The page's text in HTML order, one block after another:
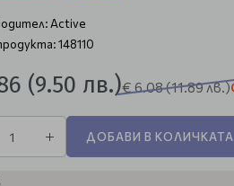
Active
148110
(9.50 лв.)€ 6.08(11.89 лв.)
ДОБАВИ В КОЛИЧКАТА